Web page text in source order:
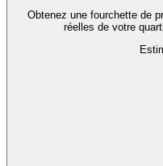
Obtenez une fourchette de
réelles de votre